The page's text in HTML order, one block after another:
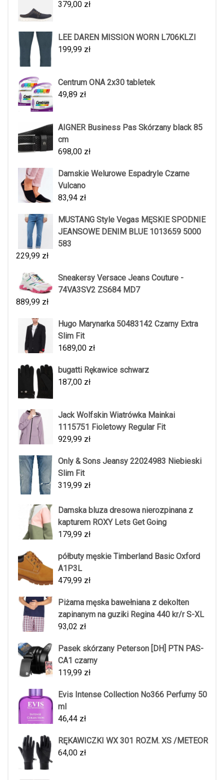
379,00 zł
LEE DAREN MISSION WORN L706KLZI
199,99 zł
Centrum ONA 2x30 tabletek
49,89 zł
AIGNER Business Pas Skórzany black 85
cm
698,00 zł
Damskie Welurowe Espadryle Czarne
Vulcano
83,94 zł
MUSTANG Style Vegas MĘSKIE SPODNIE
JEANSOWE DENIM BLUE 1013659 5000
583
229,99 zł
Sneakersy Versace Jeans Couture -
74VA3SV2 ZS684 MD7
889,99 zł
Hugo Marynarka 50483142 Czarny Extra
Slim Fit
1689,00 zł
bugatti Rękawice schwarz
187,00 zł
Jack Wolfskin Wiatrówka Mainkai
1115751 Fioletowy Regular Fit
929,99 zł
Only & Sons Jeansy 22024983 Niebieski
Slim Fit
319,99 zł
Damska bluza dresowa nierozpinana z
kapturem ROXY Lets Get Going
179,99 zł
półbuty męskie Timberland Basic Oxford
A1P3L
479,99 zł
Piżama męska bawełniana z dekolten
zapinanym na guziki Regina 440 kr/r S-XL
93,02 zł
Pasek skórzany Peterson [DH] PTN PAS-
CA1 czarny
119,99 zł
Evis Intense Collection No366 Perfumy 50
ml
46,44 zł
RĘKAWICZKI WX 301 ROZM. XS /METEOR
64,00 zł